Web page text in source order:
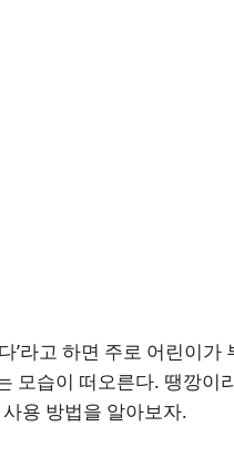
’라고 하면 주로 어린이
모습이 떠오른다. 땡깡이
용 방법을 알아보자.